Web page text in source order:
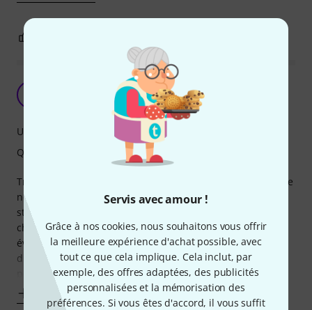
Servis avec amour !
Grâce à nos cookies, nous souhaitons vous offrir
la meilleure expérience d'achat possible, avec
tout ce que cela implique. Cela inclut, par
exemple, des offres adaptées, des publicités
personnalisées et la mémorisation des
préférences. Si vous êtes d'accord, il vous suffit
jb2cepas 16.01.2022
Très beau et solide gigbag qui abrite et protège à présent le
non moins splendide Resoking custom line de HB, un b-
stock nickel sur lequel je n'ai même pas eu besoin de
changer les cordes !! (j'en parle ici étant donné que son
évaluation n'est pas possible quand l'article n'est plus
disponible ??). Et les nombreuses poches du gigbag
permettent d'avoir toujours à
Afficher plus
Utilisation
Qualité de fabrication